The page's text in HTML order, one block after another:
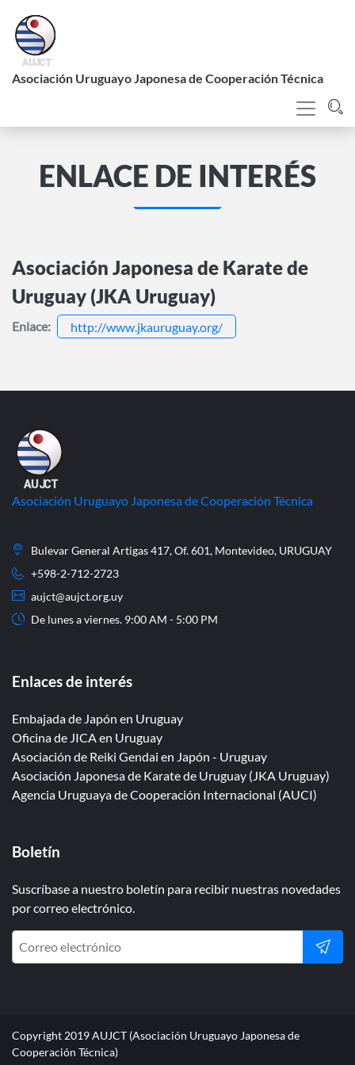
contenido
principal
Asociación Uruguayo Japonesa de Cooperación Técnica
ENLACE DE INTERÉS
Asociación Japonesa de Karate de
Uruguay (JKA Uruguay)
Enlace http://www.jkauruguay.org/
Asociación Uruguayo Japonesa de Cooperación Técnica
Bulevar General Artigas 417, Of. 601, Montevideo, URUGUAY
+598-2-712-2723
aujct@aujct.org.uy
De lunes a viernes. 9:00 AM - 5:00 PM
Enlaces de interés
Embajada de Japón en Uruguay
Oficina de JICA en Uruguay
Asociación de Reiki Gendai en Japón - Uruguay
Asociación Japonesa de Karate de Uruguay (JKA Uruguay)
Agencia Uruguaya de Cooperación Internacional (AUCI)
Boletín
Suscríbase a nuestro boletín para recibir nuestras novedades
por correo electrónico.
Copyright 2019 AUJCT (Asociación Uruguayo Japonesa de
Cooperación Técnica)